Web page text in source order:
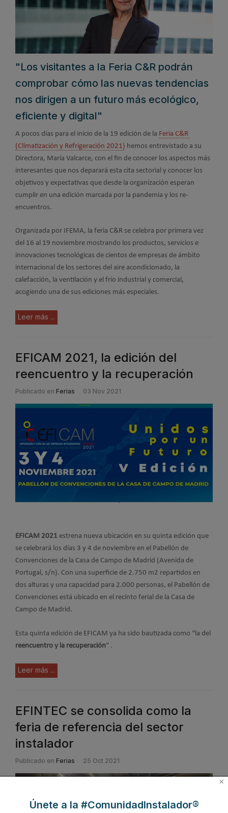
"Los visitantes a la Feria C&R podrán
comprobar cómo las nuevas tendencias
nos dirigen a un futuro más ecológico,
eficiente y digital"
A pocos días para el inicio de la 19 edición de la Feria C&R
(Climatización y Refrigeración 2021) hemos entrevistado a su
Directora, María Valcarce, con el fin de conocer los aspectos más
interesantes que nos deparará esta cita sectorial y conocer los
objetivos y expectativas que desde la organización esperan
cumplir en una edición marcada por la pandemia y los re-
encuentros.
Organizada por IFEMA, la feria C&R se celebra por primera vez
del 16 al 19 noviembre mostrando los productos, servicios e
innovaciones tecnológicas de cientos de empresas de ámbito
internacional de los sectores del aire acondicionado, la
calefacción, la ventilación y el frío industrial y comercial,
acogiendo una de sus ediciones más especiales.
Leer más ...
EFICAM 2021, la edición del
reencuentro y la recuperación
Publicado en Ferias 03 Nov 2021
EFICAM 2021 estrena nueva ubicación en su quinta edición que
se celebrará los días 3 y 4 de noviembre en el Pabellón de
Convenciones de la Casa de Campo de Madrid (Avenida de
Portugal, s/n). Con una superficie de 2.750 m2 repartidos en
dos alturas y una capacidad para 2.000 personas, el Pabellón de
Convenciones está ubicado en el recinto ferial de la Casa de
Campo de Madrid.
Esta quinta edición de EFICAM ya ha sido bautizada como “la del
reencuentro y la recuperación” .
Leer más ...
EFINTEC se consolida como la
feria de referencia del sector
instalador
Publicado en Ferias 25 Oct 2021
×
Únete a la #ComunidadInstalador®